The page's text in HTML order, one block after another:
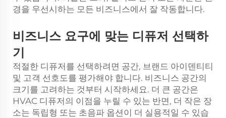
경을 우선시하는 모든 비즈니스에서 잘 작동합니다.
비즈니스 요구에 맞는 디퓨저 선택하
기
적절한 디퓨저를 선택하려면 공간, 브랜드 아이덴티티
및 고객 선호도를 평가해야 합니다. 비즈니스 공간의
크기를 고려하는 것부터 시작하세요. 더 큰 공간은
HVAC 디퓨저의 이점을 누릴 수 있는 반면, 더 작은 장
소는 독립형 또는 초음파 옵션이 더 실용적일 수 있습